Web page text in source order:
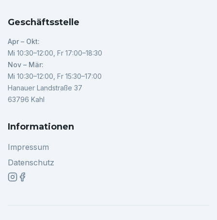
Geschäftsstelle
Apr – Okt:
Mi 10:30–12:00, Fr 17:00–18:30
Nov – Mär:
Mi 10:30–12:00, Fr 15:30–17:00
Hanauer Landstraße 37
63796 Kahl
Informationen
Impressum
Datenschutz